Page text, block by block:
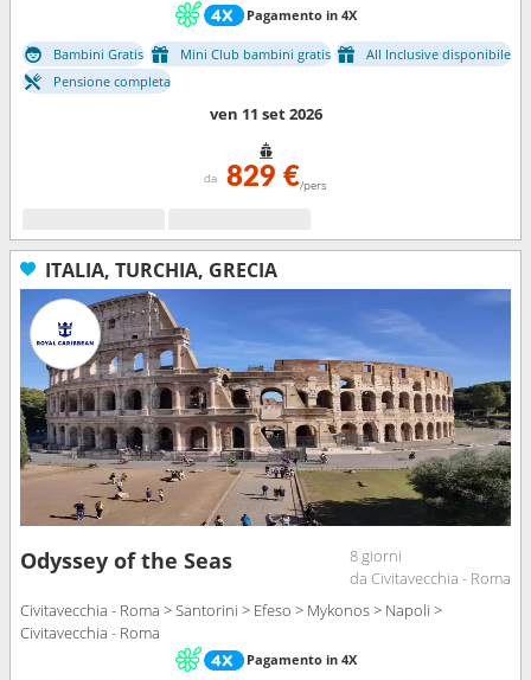
Pagamento in 4X
Bambini Gratis Mini Club bambini gratis
All Inclusive disponibile
Pensione completa
ven 11 set 2026
da 829 €/pers
ITALIA, TURCHIA, GRECIA
Odyssey of the Seas
8 giorni
da Civitavecchia - Roma
Civitavecchia - Roma > Santorini > Efeso > Mykonos > Napoli >
Civitavecchia - Roma
Pagamento in 4X